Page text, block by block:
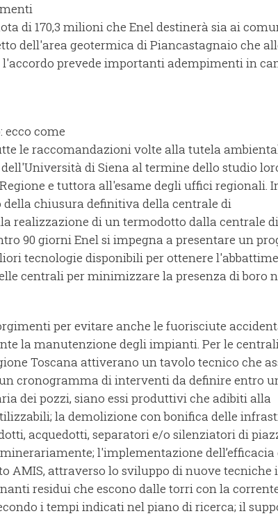
di 170,3 milioni che Enel destinerà sia ai
dell'area geotermica di Piancastagnaio che
prevede importanti adempimenti in
come
le raccomandazioni volte alla tutela
di Siena al termine dello studio
e tuttora all'esame degli uffici regionali.
chiusura definitiva della centrale di
realizzazione di un termodotto dalla centrale
90 giorni Enel si impegna a presentare un
tecnologie disponibili per ottenere
centrali per minimizzare la presenza di boro
per evitare anche le fuorisciute
la manutenzione degli impianti. Per le
Toscana attiverano un tavolo tecnico che
cronogramma di interventi da definire entro
dei pozzi, siano essi produttivi che adibiti alla
la demolizione con bonifica delle
acquedotti, separatori e/o silenziatori di
l'implementazione dell’efficacia
AMIS, attraverso lo sviluppo di nuove tecniche
residui che escono dalle torri con la
i tempi indicati nel piano di ricerca; il